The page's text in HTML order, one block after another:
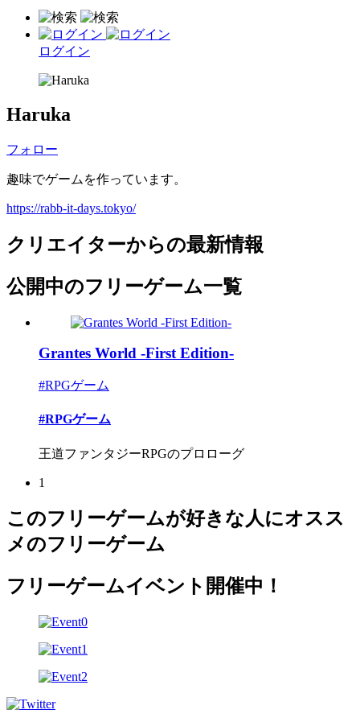
ログイン
Haruka
フォロー
趣味でゲームを作っています。
https://rabb-it-days.tokyo/
クリエイターからの最新情報
公開中のフリーゲーム一覧
Grantes World -First Edition-
#RPGゲーム
#RPGゲーム
王道ファンタジーRPGのプロローグ
1
このフリーゲームが好きな人にオスス
メのフリーゲーム
フリーゲームイベント開催中！